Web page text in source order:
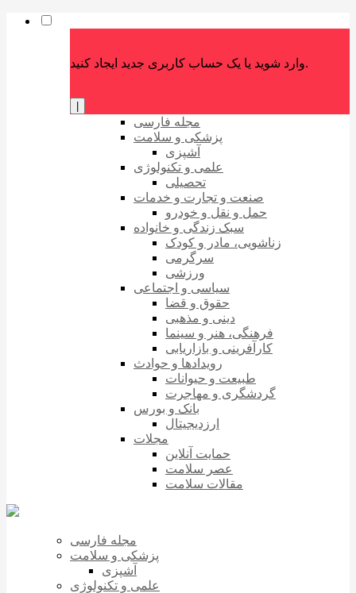
وارد شوید یا یک حساب کاربری جدید ایجاد کنید.
مجله فارسی
پزشکی و سلامت
آشپزی
علمی و تکنولوژی
تحصیلی
صنعت و تجارت و خدمات
حمل و نقل و خودرو
سبک زندگی و خانواده
زناشویی، مادر و کودک
سرگرمی
ورزشی
سیاسی و اجتماعی
حقوق و قضا
دینی و مذهبی
فرهنگی، هنر و سینما
کارآفرینی و بازاریابی
رویدادها و حوادث
طبیعت و حیوانات
گردشگری و مهاجرت
بانک و بورس
ارزدیجیتال
مجلات
حمایت آنلاین
عصر سلامت
مقالات سلامت
مجله فارسی
پزشکی و سلامت
آشپزی
علمی و تکنولوژی